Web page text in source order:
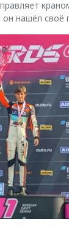
нашёл своё